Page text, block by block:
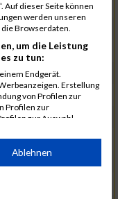
00:25:42
00:25:43
00:25:43
00:25:47
00:25:47
00:25:48
Auf dieser Seite können
werden unseren
Browserdaten.
um die Leistung
zu tun:
Endgerät.
Erstellung
von Profilen zur
Profilen zur
zur Auswahl
durch Statistiken oder
Entwicklung und
und in die
Ablehnen